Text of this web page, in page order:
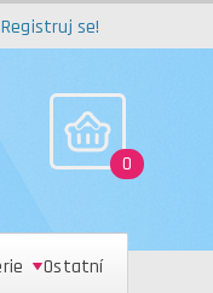
Registruj se!
0
Ostatní